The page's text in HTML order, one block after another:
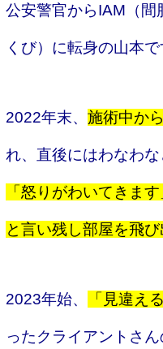
公安警官からIAM（間
くび）に転身の山本で
2022年末、 施術中か
れ、直後にはわなわな
「怒りがわいてきます
と言い残し部屋を飛
2023年始、 「見違え
ったクライアントさ